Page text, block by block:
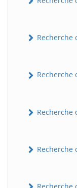
Recherche
Recherche
Recherche
Recherche